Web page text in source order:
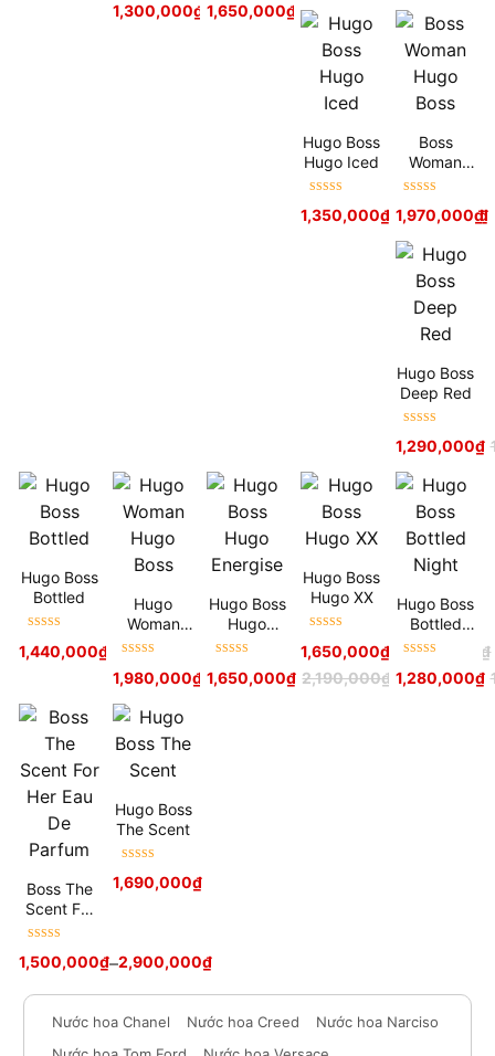
hạng5sao 1,900,000₫
1,300,000₫
hạng5sao 2,250,000
1,650,000₫
Hugo Boss
Hugo Iced
hạng5sao
1,350,000₫ –1,650,000₫
Boss
Woman
Hugo Boss
hạng5sao
1,970,000₫
Hugo Boss
Deep Red
hạng5sao
1,290,000₫
Hugo Boss
Bottled
hạng5sao
1,440,000₫ 1,950,000
Hugo
Woman
Hugo Boss
hạng5sao
1,980,000₫
Hugo Boss
Hugo
Energise
hạng5sao 2,190,000₫
1,650,000₫
Hugo Boss
Hugo XX
hạng5sao 2,000,000 ₫
1,650,000₫
Hugo Boss
Bottled
Night
hạng5sao
1,280,000₫
Boss The
Scent For
Her Eau De
hạng5sao
1,500,000₫–2,900,000₫
Hugo Boss
The Scent
hạng5sao
1,690,000₫
Nước hoa Chanel Nước hoa Creed
Nước hoa Narciso